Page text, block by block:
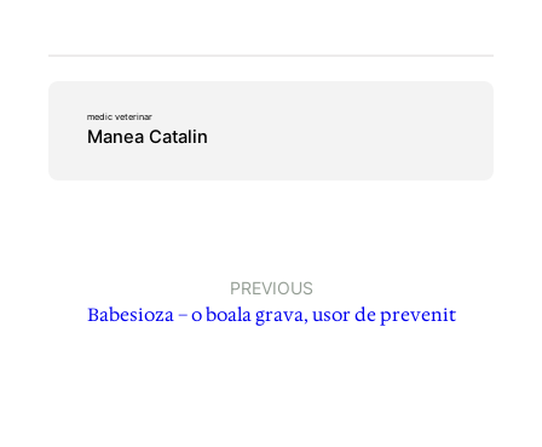
medic veterinar
Manea Catalin
PREVIOUS
Babesioza – o boala grava, usor de prevenit